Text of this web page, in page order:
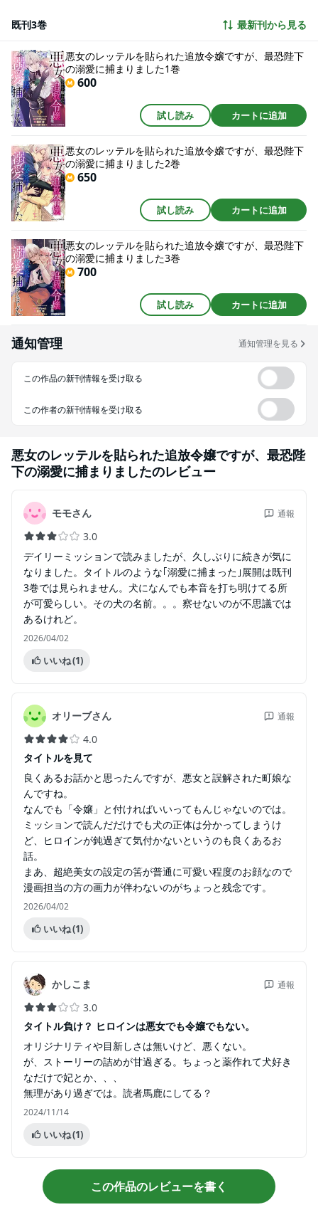
既刊3巻 最新刊から見る
悪女のレッテルを貼られた追放令嬢ですが、最恐陛下
の溺愛に捕まりました1巻
600
試し読み カートに追加
悪女のレッテルを貼られた追放令嬢ですが、最恐陛下
の溺愛に捕まりました2巻
650
試し読み カートに追加
悪女のレッテルを貼られた追放令嬢ですが、最恐陛下
の溺愛に捕まりました3巻
700
試し読み カートに追加
通知管理 通知管理を見る
この作品の新刊情報を受け取る
この作者の新刊情報を受け取る
悪女のレッテルを貼られた追放令嬢ですが、最恐陛
下の溺愛に捕まりましたのレビュー
モモさん 通報
3.0
デイリーミッションで読みましたが、久しぶりに続きが気に
なりました。タイトルのような｢溺愛に捕まった｣展開は既刊
3巻では見られません。犬になんでも本音を打ち明けてる所
が可愛らしい。その犬の名前。。。察せないのが不思議では
あるけれど。
2026/04/02
いいね(1)
オリーブさん 通報
4.0
タイトルを見て
良くあるお話かと思ったんですが、悪女と誤解された町娘な
んですね。
なんでも「令嬢」と付ければいいってもんじゃないのでは。
ミッションで読んだだけでも犬の正体は分かってしまうけ
ど、ヒロインが鈍過ぎて気付かないというのも良くあるお
話。
まあ、超絶美女の設定の筈が普通に可愛い程度のお顔なので
漫画担当の方の画力が伴わないのがちょっと残念です。
2026/04/02
いいね(1)
かしこま 通報
3.0
タイトル負け？ ヒロインは悪女でも令嬢でもない。
オリジナリティや目新しさは無いけど、悪くない。
が、ストーリーの詰めが甘過ぎる。ちょっと薬作れて犬好き
なだけで妃とか、、、
無理があり過ぎでは。読者馬鹿にしてる？
2024/11/14
いいね(1)
この作品のレビューを書く